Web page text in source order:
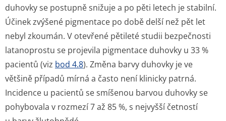
duhovky se postupně snižuje a po pěti letech je stabilní.
Účinek zvýšené pigmentace po době delší než pět let
nebyl zkoumán. V otevřené pětileté studii bezpečnosti
latanoprostu se projevila pigmentace duhovky u 33 %
pacientů (viz bod 4.8). Změna barvy duhovky je ve
většině případů mírná a často není klinicky patrná.
Incidence u pacientů se smíšenou barvou duhovky se
pohybovala v rozmezí 7 až 85 %, s nejvyšší četností